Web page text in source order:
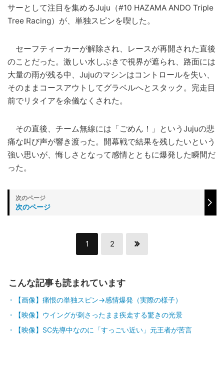
サーとして注目を集めるJuju（#10 HAZAMA ANDO Triple
Tree Racing）が、単独スピンを喫した。
セーフティーカーが解除され、レースが再開された直後
のことだった。激しい水しぶきで視界が遮られ、路面には
大量の雨が残る中、Jujuのマシンはコントロールを失い、
そのままコースアウトしてグラベルへとスタック。完走目
前でリタイアを余儀なくされた。
その直後、チーム無線には「ごめん！」というJujuの悲
痛な叫び声が響き渡った。開幕戦で結果を残したいという
強い思いが、悔しさとなって感情とともに爆発した瞬間だ
った。
次のページ
1 2
こんな記事も読まれています
【画像】痛恨の単独スピン→感情爆発（実際の様子）
【映像】ウイングが刺さったまま疾走する驚きの光景
【映像】SC先導中なのに「すっごい近い」元王者が苦言